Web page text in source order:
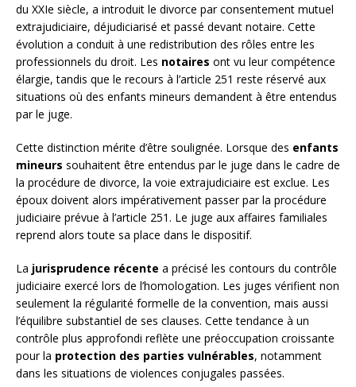
du XXIe siècle, a introduit le divorce par consentement mutuel
extrajudiciaire, déjudiciarisé et passé devant notaire. Cette
évolution a conduit à une redistribution des rôles entre les
professionnels du droit. Les notaires ont vu leur compétence
élargie, tandis que le recours à l’article 251 reste réservé aux
situations où des enfants mineurs demandent à être entendus
par le juge.
Cette distinction mérite d’être soulignée. Lorsque des enfants
mineurs souhaitent être entendus par le juge dans le cadre de
la procédure de divorce, la voie extrajudiciaire est exclue. Les
époux doivent alors impérativement passer par la procédure
judiciaire prévue à l’article 251. Le juge aux affaires familiales
reprend alors toute sa place dans le dispositif.
La jurisprudence récente a précisé les contours du contrôle
judiciaire exercé lors de l’homologation. Les juges vérifient non
seulement la régularité formelle de la convention, mais aussi
l’équilibre substantiel de ses clauses. Cette tendance à un
contrôle plus approfondi reflète une préoccupation croissante
pour la protection des parties vulnérables, notamment
dans les situations de violences conjugales passées.